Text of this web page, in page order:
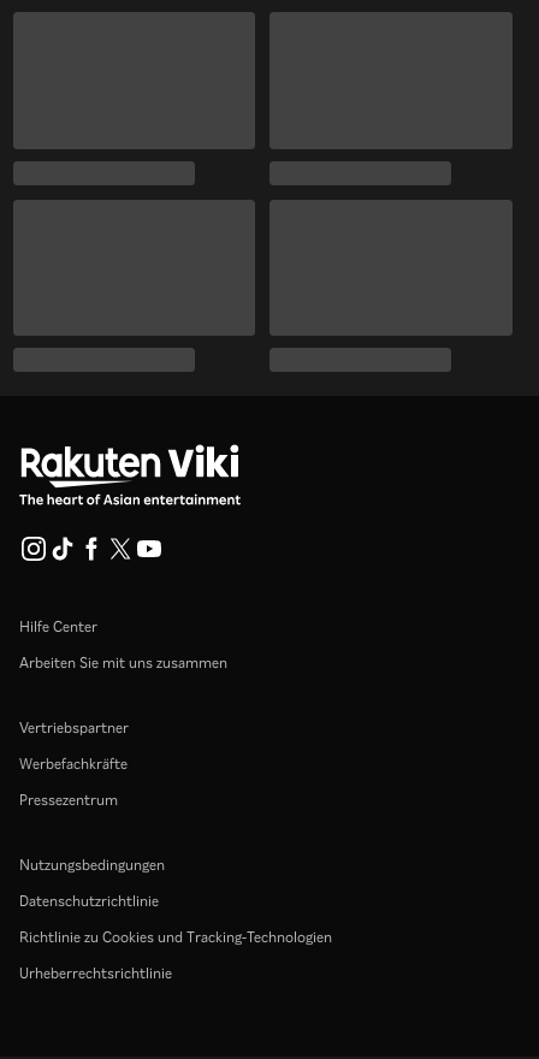
Hilfe Center
Arbeiten Sie mit uns zusammen
Vertriebspartner
Werbefachkräfte
Pressezentrum
Nutzungsbedingungen
Datenschutzrichtlinie
Richtlinie zu Cookies und Tracking-Technologien
Urheberrechtsrichtlinie